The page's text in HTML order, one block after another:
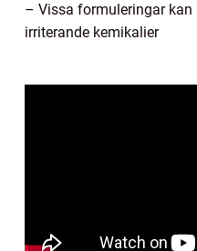
– Vissa formuleringar
irriterande kemikalier